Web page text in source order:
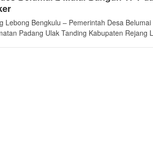
Lebong Bengkulu – Pemerintah Desa Belumai
Padang Ulak Tanding Kabupaten Rejang